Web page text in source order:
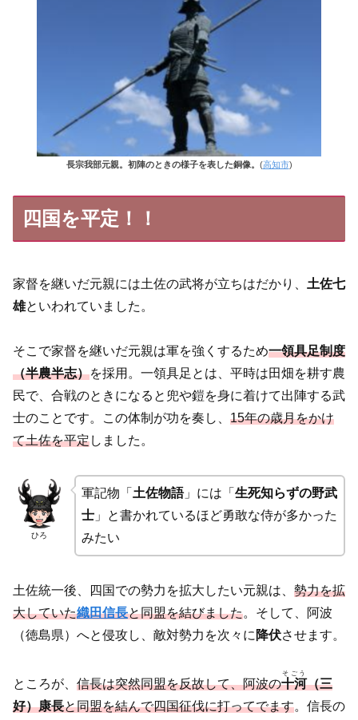
長宗我部元親。初陣のときの様子を表した銅像。 (高知市)
四国を平定！！
家督を継いだ元親には土佐の武将が立ちはだかり、 土佐七
雄といわれていました。
そこで家督を継いだ元親は軍を強くするため一領具足制度
（半農半志）を採用。一領具足とは、平時は田畑を耕す農
民で、合戦のときになると兜や鎧を身に着けて出陣する武
士のことです。この体制が功を奏し、 15年の歳月をかけ
て土佐を平定しました。
ひろ
軍記物「 土佐物語」には「 生死知らずの野武
士」と書かれているほど勇敢な侍が多かった
みたい
土佐統一後、四国での勢力を拡大したい元親は、 勢力を拡
大していた織田信長と同盟を結びました。そして、阿波
（徳島県）へと侵攻し、敵対勢力を次々に 降伏させます。
ところが、 信長は突然同盟を反故して、阿波の十河
そごう
（三
好）康長と同盟を結んで四国征伐に打ってでます。信長の